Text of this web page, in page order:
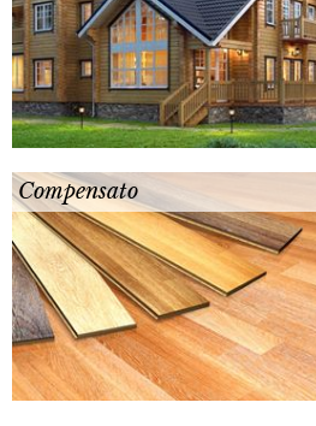
Compensato